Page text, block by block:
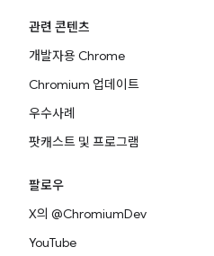
관련 콘텐츠
개발자용 Chrome
Chromium 업데이트
우수사례
팟캐스트 및 프로그램
팔로우
X의 @ChromiumDev
YouTube